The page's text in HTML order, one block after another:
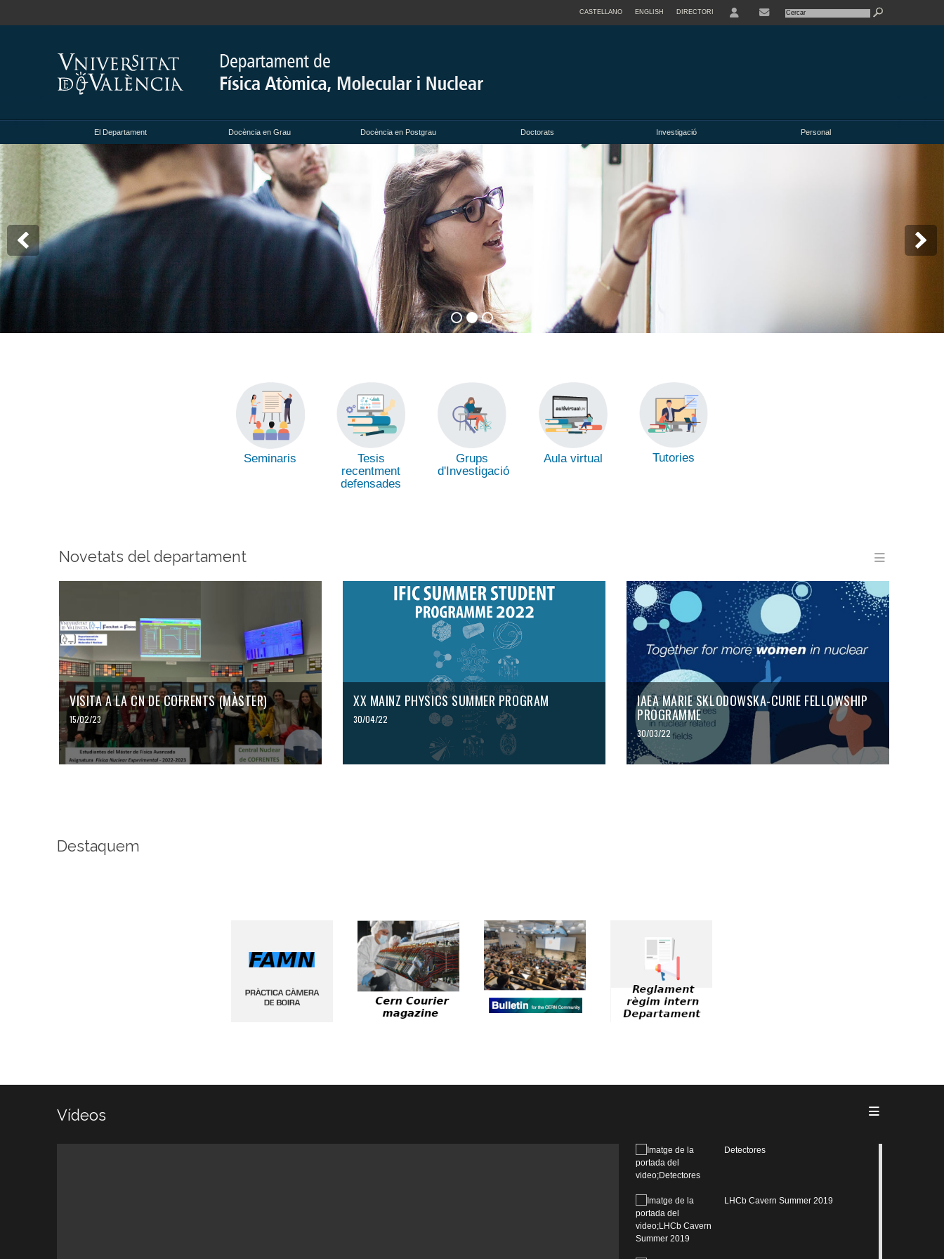
CASTELLANO ENGLISH DIRECTORI
El Departament Docència en Grau Docència en Postgrau Doctorats Investigació Personal
Seminaris
Tesis
recentment
defensades
Grups
d'Investigació
Aula virtual Tutories
Novetats del departament Menu
VISITA A LA CN DE COFRENTS (MÀSTER)
15/02/23
XX MAINZ PHYSICS SUMMER PROGRAM
30/04/22
IAEA MARIE SKLODOWSKA-CURIE FELLOWSHIP
PROGRAMME
30/03/22
Destaquem
Vídeos
Detectores
LHCb Cavern Summer 2019